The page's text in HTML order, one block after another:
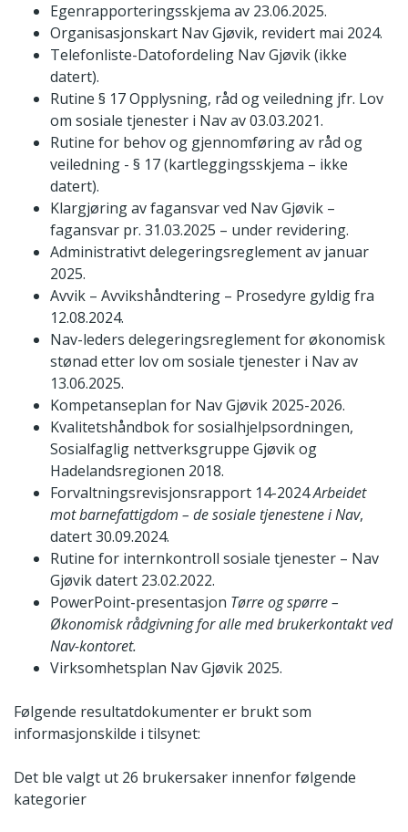
Egenrapporteringsskjema av 23.06.2025.
Organisasjonskart Nav Gjøvik, revidert mai 2024.
Telefonliste-Datofordeling Nav Gjøvik (ikke
datert).
Rutine § 17 Opplysning, råd og veiledning jfr. Lov
om sosiale tjenester i Nav av 03.03.2021.
Rutine for behov og gjennomføring av råd og
veiledning - § 17 (kartleggingsskjema – ikke
datert).
Klargjøring av fagansvar ved Nav Gjøvik –
fagansvar pr. 31.03.2025 – under revidering.
Administrativt delegeringsreglement av januar
2025.
Avvik – Avvikshåndtering – Prosedyre gyldig fra
12.08.2024.
Nav-leders delegeringsreglement for økonomisk
stønad etter lov om sosiale tjenester i Nav av
13.06.2025.
Kompetanseplan for Nav Gjøvik 2025-2026.
Kvalitetshåndbok for sosialhjelpsordningen,
Sosialfaglig nettverksgruppe Gjøvik og
Hadelandsregionen 2018.
Forvaltningsrevisjonsrapport 14-2024Arbeidet
mot barnefattigdom – de sosiale tjenestene i Nav,
datert 30.09.2024.
Rutine for internkontroll sosiale tjenester – Nav
Gjøvik datert 23.02.2022.
PowerPoint-presentasjon Tørre og spørre –
Økonomisk rådgivning for alle med brukerkontakt ved
Nav-kontoret.
Virksomhetsplan Nav Gjøvik 2025.
Følgende resultatdokumenter er brukt som
informasjonskilde i tilsynet:
Det ble valgt ut 26 brukersaker innenfor følgende
kategorier